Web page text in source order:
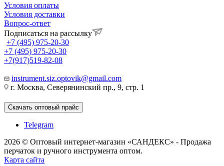
Условия оплаты
Условия доставки
Вопрос-ответ
Подписаться на рассылку
+7 (495) 975-20-30
+7 (495) 975-20-30
+7(917)519-82-08
instrument.siz.optovik@gmail.com
г. Москва, Северянинский пр., 9, стр. 1
Скачать оптовый прайс
Telegram
2026 © Оптовый интернет-магазин «САНДЕКС» - Продажа
перчаток и ручного инструмента оптом.
Карта сайта